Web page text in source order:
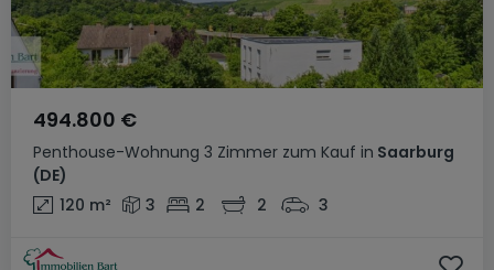
Penthouse-Wohnung 3 Zimmer zum Kauf in Saarburg
(DE)
494.800 €
120 m² 3 2 2 3